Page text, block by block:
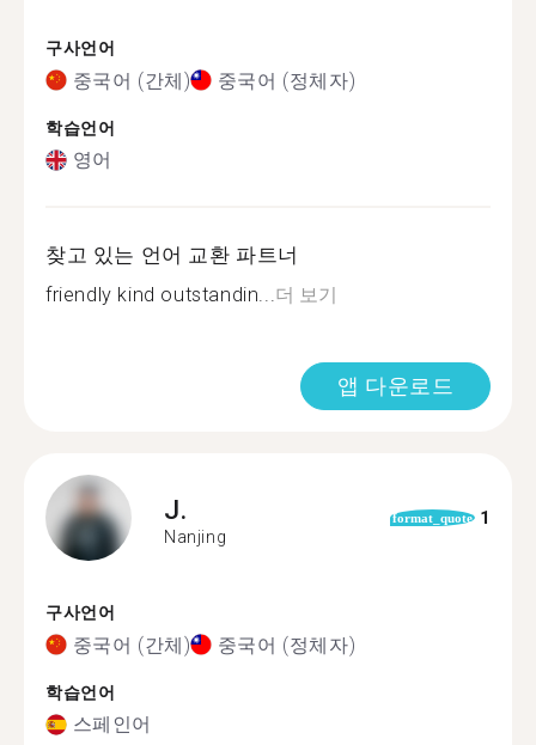
구사언어
중국어 (간체) 중국어 (정체자)
학습언어
영어
찾고 있는 언어 교환 파트너
friendly kind outstandin...더 보기
앱 다운로드
J.
Nanjing
format_quote 1
구사언어
중국어 (간체) 중국어 (정체자)
학습언어
스페인어